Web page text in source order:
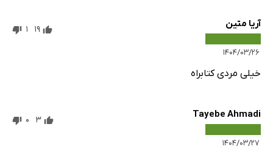
آریا متین
۱۴۰۴/۰۳/۲۶
19
1
خیلی مردی کتابراه
Tayebe Ahmadi
۱۴۰۴/۰۳/۲۷
3
0